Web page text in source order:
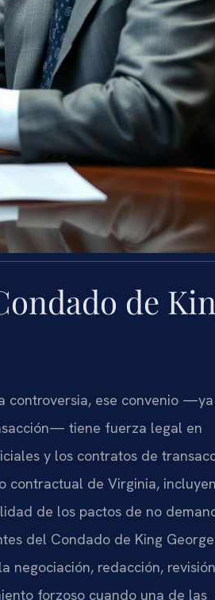
de
controversia, ese convenio —ya
tiene fuerza legal en
y los contratos de
contractual de Virginia,
de los pactos de no
del Condado de King
negociación, redacción,
forzoso cuando una de las